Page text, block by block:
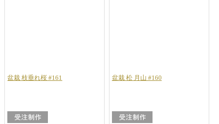
盆栽 枝垂れ桜 #161 盆栽 松 月山 #160